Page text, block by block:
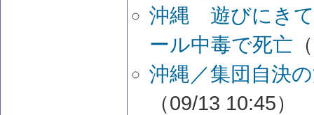
沖縄 遊びにき
ール中毒で死亡
沖縄／集団自決
（09/13 10:45）